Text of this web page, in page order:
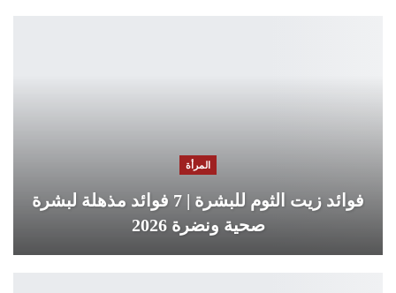
المرأة
فوائد زيت الثوم للبشرة | 7 فوائد مذهلة لبشرة
صحية ونضرة 2026